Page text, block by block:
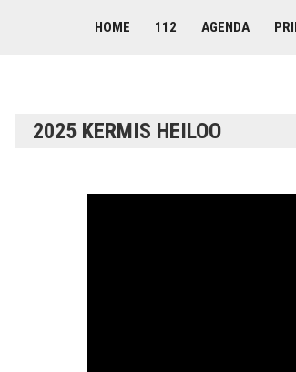
HOME 112 AGENDA
2025 KERMIS HEILOO